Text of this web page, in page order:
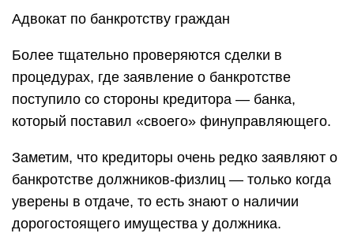
Адвокат по банкротству граждан
Более тщательно проверяются сделки в
процедурах, где заявление о банкротстве
поступило со стороны кредитора — банка,
который поставил «своего» финуправляющего.
Заметим, что кредиторы очень редко заявляют о
банкротстве должников-физлиц — только когда
уверены в отдаче, то есть знают о наличии
дорогостоящего имущества у должника.